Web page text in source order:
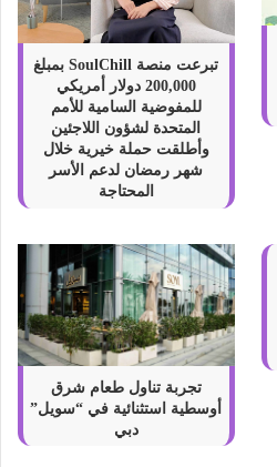
تبرعت منصة SoulChill بمبلغ
200,000 دولار أمريكي
للمفوضية السامية للأمم
المتحدة لشؤون اللاجئين
وأطلقت حملة خيرية خلال
شهر رمضان لدعم الأسر
المحتاجة
تجربة تناول طعام شرق
أوسطية استثنائية في “سويل”
دبي